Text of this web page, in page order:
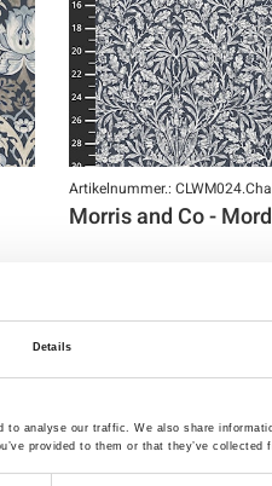
Details
analyse our traffic. We also share
provided to them or that they’ve collected
Artikelnummer.:
Morris and Co -